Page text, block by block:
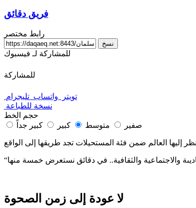
فريق دقائق
رابط مختصر
نسخ
للمشاركة لـ فيسبوك
للمشاركة
تويتر واتساب تليجرام
نسخة للطباعة
حجم الخط
صفير
متوسط كبير كبير جداً
لا عودة إلى زمن الصحوة